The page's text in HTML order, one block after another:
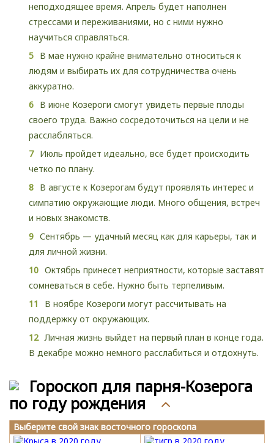
неподходящее время. Апрель будет наполнен
стрессами и переживаниями, но с ними нужно
научиться справляться.
В мае нужно крайне внимательно относиться к
людям и выбирать их для сотрудничества очень
аккуратно.
В июне Козероги смогут увидеть первые плоды
своего труда. Важно сосредоточиться на цели и не
расслабляться.
Июль пройдет идеально, все будет происходить
четко по плану.
В августе к Козерогам будут проявлять интерес и
симпатию окружающие люди. Много общения, встреч
и новых знакомств.
Сентябрь — удачный месяц как для карьеры, так и
для личной жизни.
Октябрь принесет неприятности, которые заставят
сомневаться в себе. Нужно быть терпеливым.
В ноябре Козероги могут рассчитывать на
поддержку от окружающих.
Личная жизнь выйдет на первый план в конце года.
В декабре можно немного расслабиться и отдохнуть.
Гороскоп для парня-Козерога
по году рождения
Выберите свой знак восточного гороскопа